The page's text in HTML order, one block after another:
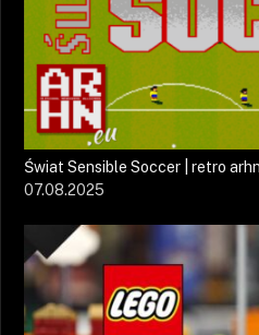
Świat Sensible Soccer | retro
07.08.2025